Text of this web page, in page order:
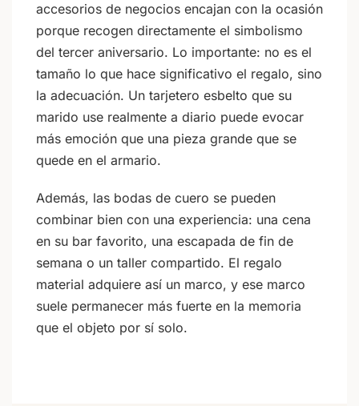
accesorios de negocios encajan con la ocasión
porque recogen directamente el simbolismo
del tercer aniversario. Lo importante: no es el
tamaño lo que hace significativo el regalo, sino
la adecuación. Un tarjetero esbelto que su
marido use realmente a diario puede evocar
más emoción que una pieza grande que se
quede en el armario.
Además, las bodas de cuero se pueden
combinar bien con una experiencia: una cena
en su bar favorito, una escapada de fin de
semana o un taller compartido. El regalo
material adquiere así un marco, y ese marco
suele permanecer más fuerte en la memoria
que el objeto por sí solo.